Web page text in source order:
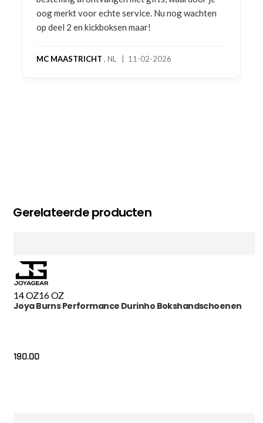
oog merkt voor echte service. Nu nog wachten
op deel 2 en kickboksen maar!
MC MAASTRICHT , NL | 11-02-2026
Gerelateerde producten
14 OZ16 OZ
Joya Burns Performance Durinho Bokshandschoenen
190.00